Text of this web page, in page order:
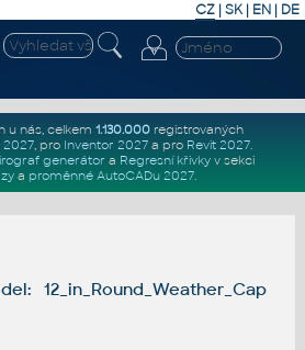
CZ | SK| EN | DE
u nás, celkem 1.130.000registrovaných
2027, pro Inventor 2027a pro Revit 2027.
generátor a Regresní křivkyv sekci
a proměnné AutoCADu 2027.
12_in_Round_Weather_Cap